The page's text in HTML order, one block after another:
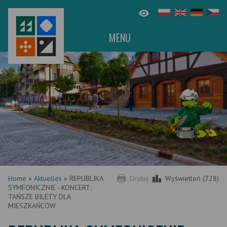
MENU
Drukuj Wyświetleń (728)
Home » Aktuelles » REPUBLIKA
SYMFONICZNIE - KONCERT:
TAŃSZE BILETY DLA
MIESZKAŃCÓW